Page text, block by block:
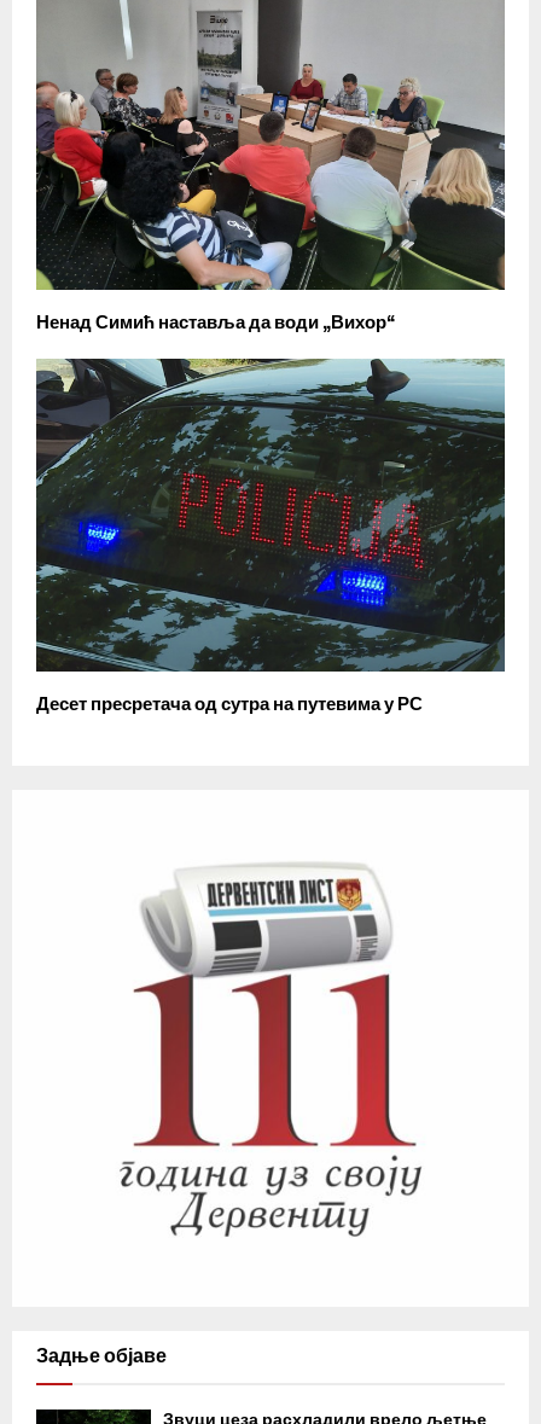
Ненад Симић наставља да води „Вихор“
Десет пресретача од сутра на путевима у РС
Задње објаве